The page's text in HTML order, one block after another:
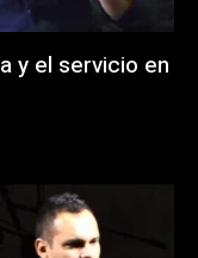
y el servicio en